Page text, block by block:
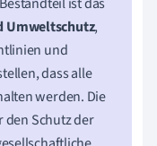
Umweltschutz,
und
dass alle
werden. Die
Schutz der